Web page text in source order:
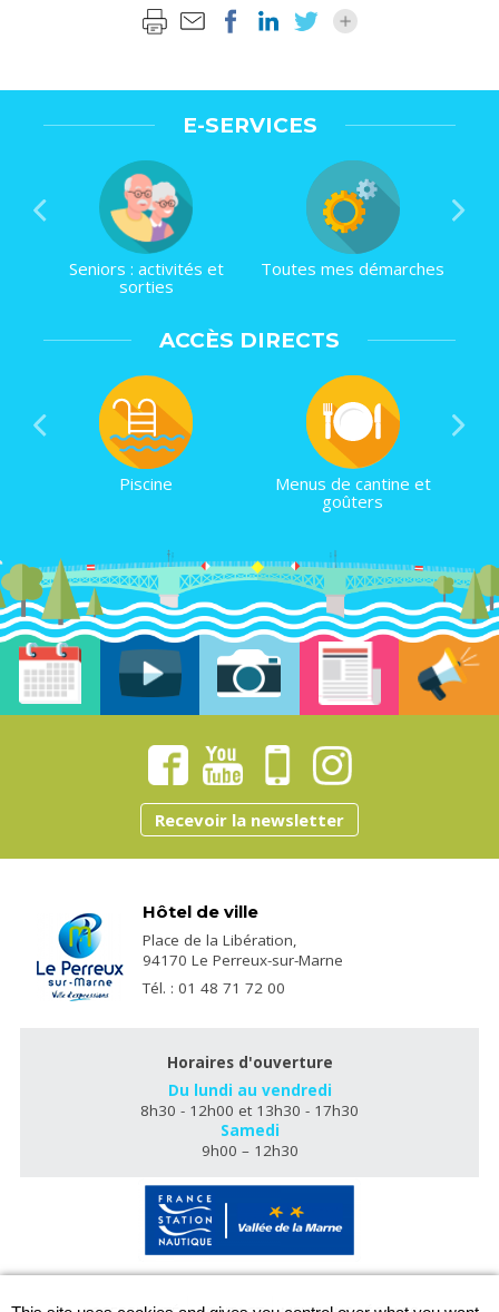
E-SERVICES
Seniors : activités et
sorties
Toutes mes démarches
ACCÈS DIRECTS
Piscine
Menus de cantine et
goûters
Recevoir la newsletter
Hôtel de ville
Place de la Libération,
94170 Le Perreux-sur-Marne
Tél. : 01 48 71 72 00
Horaires d'ouverture
Du lundi au vendredi
8h30 - 12h00 et 13h30 - 17h30
Samedi
9h00 – 12h30